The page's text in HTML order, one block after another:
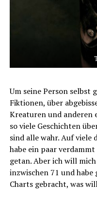
Um seine Person selbst
Fiktionen, über
Kreaturen und anderen
so viele Geschichten
sind alle wahr. Auf
habe ein paar
getan. Aber ich will
inzwischen 71 und habe
Charts gebracht, was